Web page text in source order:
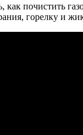
как почистить
горелку и